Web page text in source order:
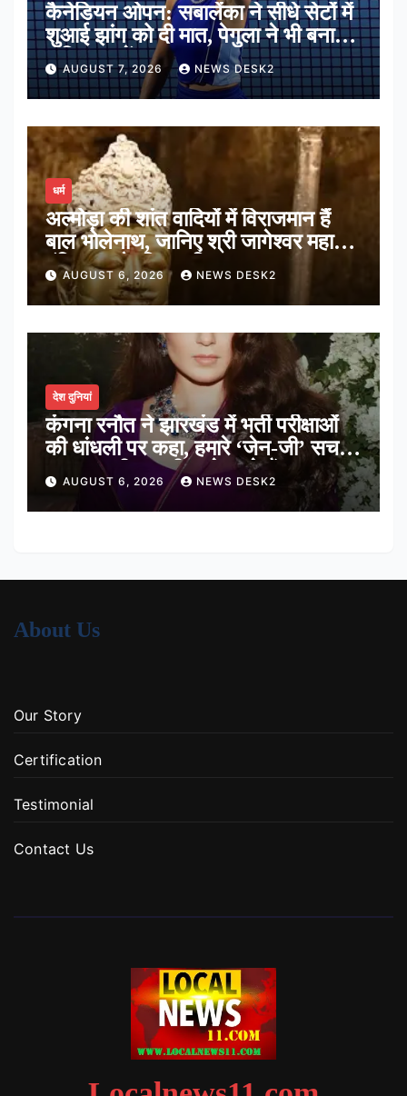
कैनेडियन ओपन: सबालेंका ने सीधे सेटों में
शुआई झांग को दी मात, पेगुला ने भी बनाई
अंतिम 16 में जगह
AUGUST 7, 2026 NEWS DESK2
धर्म
अल्मोड़ा की शांत वादियों में विराजमान हैं
बाल भोलेनाथ, जानिए श्री जागेश्वर महादेव
मंदिर का पौराणिक इतिहास
AUGUST 6, 2026 NEWS DESK2
देश दुनियां
कंगना रनौत ने झारखंड में भर्ती परीक्षाओं
की धांधली पर कहा, हमारे ‘जेन-जी’ सच में
हर तरह की तकलीफ झेल रहे हैं
AUGUST 6, 2026 NEWS DESK2
About Us
Our Story
Certification
Testimonial
Contact Us